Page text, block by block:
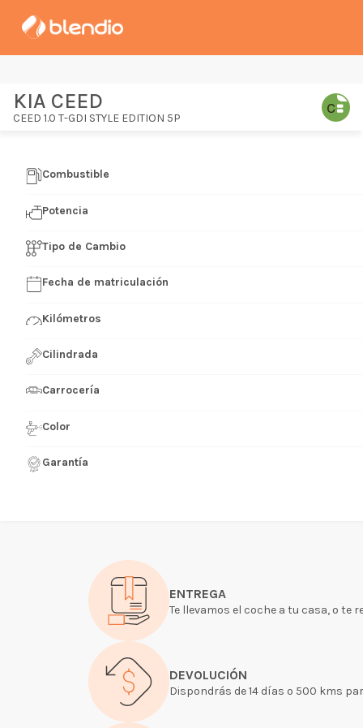
KIA CEED
CEED 1.0 T-GDI STYLE EDITION 5P
ENTREGA
Te llevamos el coche a tu casa, o te
DEVOLUCIÓN
Dispondrás de 14 días o 500 kms
Combustible
Potencia
Tipo de Cambio
Fecha de matriculación
Kilómetros
Cilindrada
Carrocería
Color
Garantía